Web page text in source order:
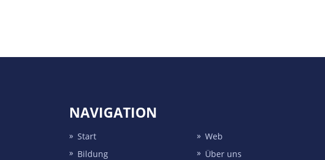
NAVIGATION
Start
Bildung
Web
Über uns